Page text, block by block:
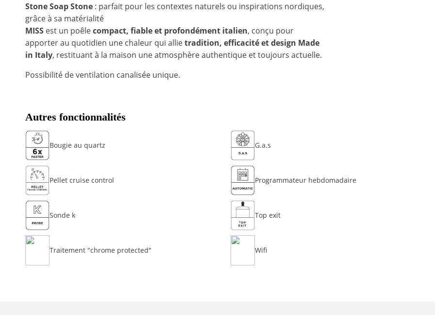
Stone Soap Stone : parfait pour les contextes naturels ou inspirations nordiques,
grâce à sa matérialité
MISS est un poêlecompact, fiable et profondément italien, conçu pour
apporter au quotidien une chaleur qui allietradition, efficacité et design Made
in Italy, restituant à la maison une atmosphère authentique et toujours actuelle.
Possibilité de ventilation canalisée unique.
Autres fonctionnalités
Bougie au quartz G.a.s
Pellet cruise control Programmateur hebdomadaire
Sonde k Top exit
Traitement "chrome protected" Wifi